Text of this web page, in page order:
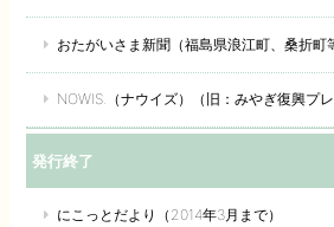
おたがいさま新聞（福島県浪江町、桑折町
NOWIS.（ナウイズ）（旧：みやぎ復興プレ
発行終了
にこっとだより（2014年3月まで）